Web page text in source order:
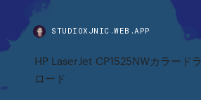
STUDIOXJNIC.WEB.APP
HP LaserJet CP1525NWカラード
ロード